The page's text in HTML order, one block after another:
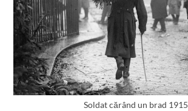
Soldat cărând un brad 1915